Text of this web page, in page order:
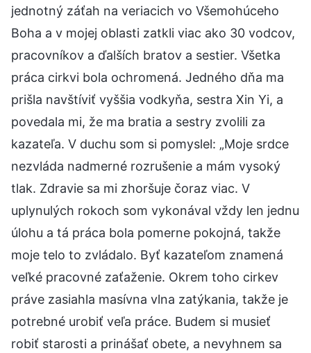
jednotný záťah na veriacich vo Všemohúceho
Boha a v mojej oblasti zatkli viac ako 30 vodcov,
pracovníkov a ďalších bratov a sestier. Všetka
práca cirkvi bola ochromená. Jedného dňa ma
prišla navštíviť vyššia vodkyňa, sestra Xin Yi, a
povedala mi, že ma bratia a sestry zvolili za
kazateľa. V duchu som si pomyslel: „Moje srdce
nezvláda nadmerné rozrušenie a mám vysoký
tlak. Zdravie sa mi zhoršuje čoraz viac. V
uplynulých rokoch som vykonával vždy len jednu
úlohu a tá práca bola pomerne pokojná, takže
moje telo to zvládalo. Byť kazateľom znamená
veľké pracovné zaťaženie. Okrem toho cirkev
práve zasiahla masívna vlna zatýkania, takže je
potrebné urobiť veľa práce. Budem si musieť
robiť starosti a prinášať obete, a nevyhnem sa